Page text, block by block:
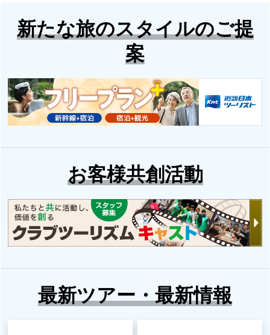
新たな旅のスタイルのご提
案
お客様共創活動
最新ツアー・最新情報